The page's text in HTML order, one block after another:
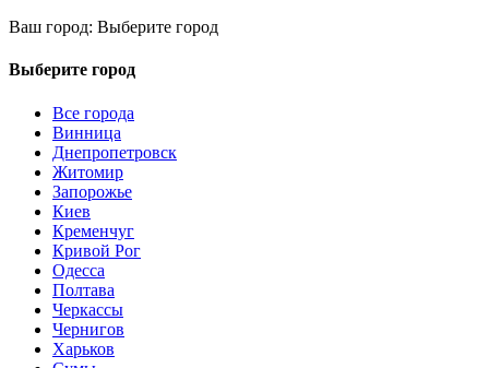
Ваш город: Выберите город
Выберите город
Все города
Винница
Днепропетровск
Житомир
Запорожье
Киев
Кременчуг
Кривой Рог
Одесса
Полтава
Черкассы
Чернигов
Харьков